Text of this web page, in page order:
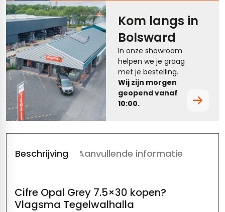
Kom langs in
Bolsward
In onze showroom
helpen we je graag
met je bestelling.
Wij zijn morgen
geopend vanaf
10:00.
Beschrijving Aanvullende informatie
Cifre Opal Grey 7.5×30 kopen?
Vlagsma Tegelwalhalla